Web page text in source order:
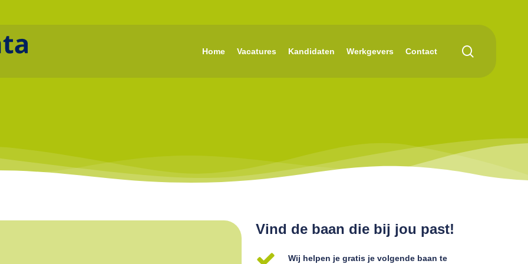
Home Vacatures Kandidaten Werkgevers Contact
Vind de baan die bij jou past!
Wij helpen je gratis je volgende baan te